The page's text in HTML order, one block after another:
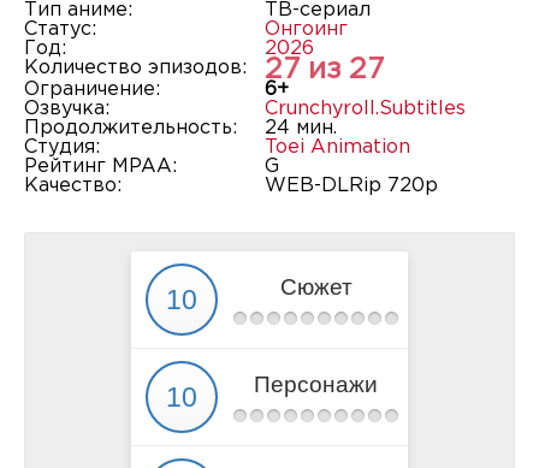
Тип аниме:
ТВ-сериал
Статус:
Онгоинг
Год:
2026
Количество эпизодов:
27 из 27
Ограничение:
6+
Озвучка:
Crunchyroll.Subtitles
Продолжительность:
24 мин.
Студия:
Toei Animation
Рейтинг MPAA:
G
Качество:
WEB-DLRip 720p
Сюжет
Персонажи